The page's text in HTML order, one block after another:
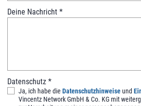
m
m
Deine Nachricht *
Datenschutz *
Ja, ich habe die Datenschutzhinweiseund
Vincentz Network GmbH & Co. KG mit